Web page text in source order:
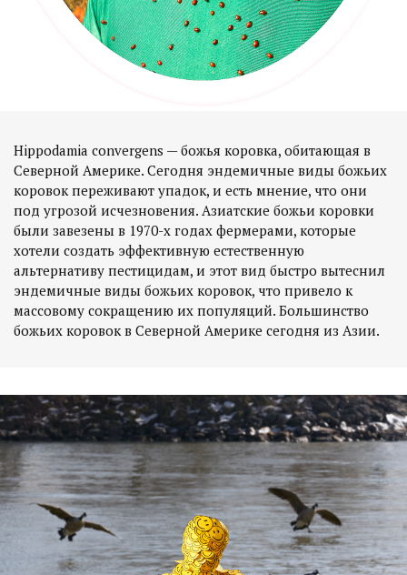
Hippodamia convergens — божья коровка, обитающая в
Северной Америке. Сегодня эндемичные виды божьих
коровок переживают упадок, и есть мнение, что они
под угрозой исчезновения. Азиатские божьи коровки
были завезены в 1970-х годах фермерами, которые
хотели создать эффективную естественную
альтернативу пестицидам, и этот вид быстро вытеснил
эндемичные виды божьих коровок, что привело к
массовому сокращению их популяций. Большинство